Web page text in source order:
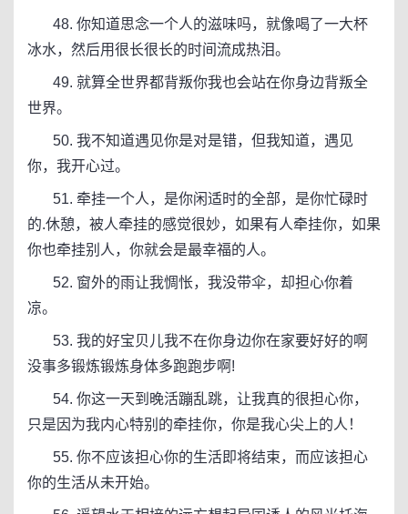
48. 你知道思念一个人的滋味吗，就像喝了一大杯
冰水，然后用很长很长的时间流成热泪。
49. 就算全世界都背叛你我也会站在你身边背叛全
世界。
50. 我不知道遇见你是对是错，但我知道，遇见
你，我开心过。
51. 牵挂一个人，是你闲适时的全部，是你忙碌时
的.休憩，被人牵挂的感觉很妙，如果有人牵挂你，如果
你也牵挂别人，你就会是最幸福的人。
52. 窗外的雨让我惆怅，我没带伞，却担心你着
凉。
53. 我的好宝贝儿我不在你身边你在家要好好的啊
没事多锻炼锻炼身体多跑跑步啊!
54. 你这一天到晚活蹦乱跳，让我真的很担心你，
只是因为我内心特别的牵挂你，你是我心尖上的人！
55. 你不应该担心你的生活即将结束，而应该担心
你的生活从未开始。